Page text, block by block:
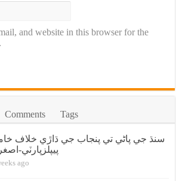
and website in this browser for the
Comments Tags
سنڌ جي پاڻي تي پنجاب جي ڌاڙي خلاف
پيپلزپارٽي-
ago